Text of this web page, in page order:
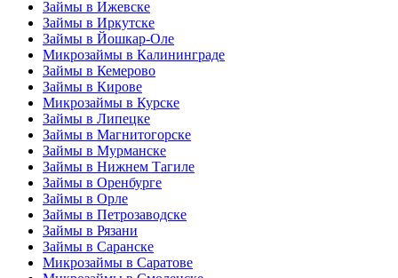
Займы в Ижевске
Займы в Иркутске
Займы в Йошкар-Оле
Микрозаймы в Калининграде
Займы в Кемерово
Займы в Кирове
Микрозаймы в Курске
Займы в Липецке
Займы в Магнитогорске
Займы в Мурманске
Займы в Нижнем Тагиле
Займы в Оренбурге
Займы в Орле
Займы в Петрозаводске
Займы в Рязани
Займы в Саранске
Микрозаймы в Саратове